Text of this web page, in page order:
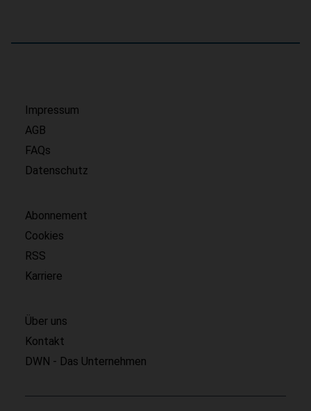
Impressum
AGB
FAQs
Datenschutz
Abonnement
Cookies
RSS
Karriere
Über uns
Kontakt
DWN - Das Unternehmen